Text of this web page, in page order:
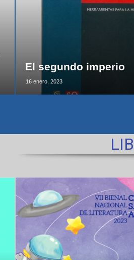
El segundo imperio
16 enero, 2023